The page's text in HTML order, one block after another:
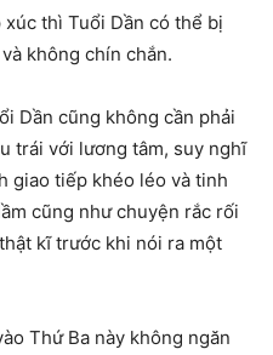
thì Tuổi Dần có thể bị
không chín chắn.
Dần cũng không cần phải
trái với lương tâm, suy nghĩ
giao tiếp khéo léo và tinh
cũng như chuyện rắc rối
kĩ trước khi nói ra một
Thứ Ba này không ngăn